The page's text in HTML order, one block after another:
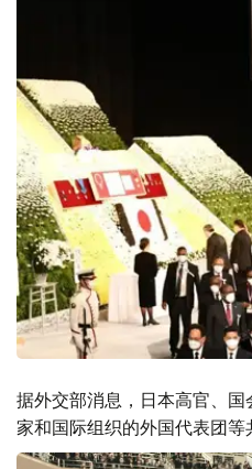
据外交部消息，日本高官、
家和国际组织的外国代表团等